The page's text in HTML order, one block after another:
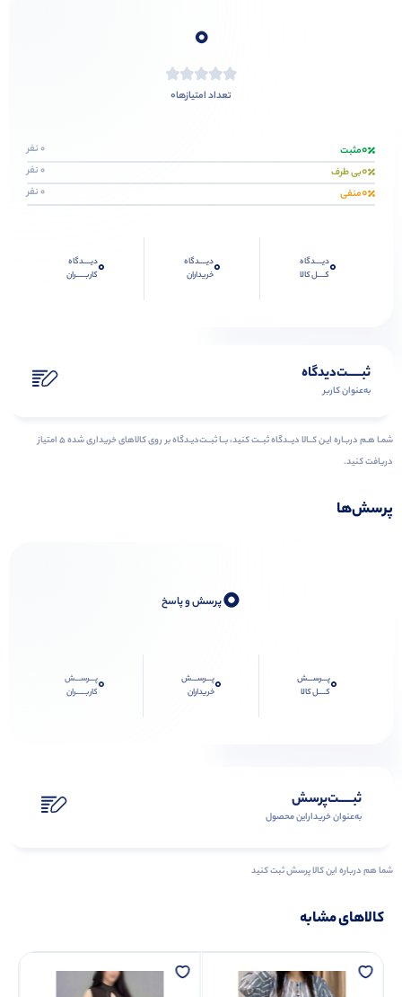
0
تعداد امتیازها0
0مثبت 0 نفر
0بی طرف 0 نفر
0منفی 0 نفر
0دیــــدگاه
کــــل کالا
0دیــــدگاه
خریداران
0دیــــدگاه
کاربـــــران
ثبـــــت‌دیدگاه
به‌عنوان کاربر
شمـا هـم دربـاره ایـن کــالا دیــدگاه ثبــت کنید، بــا ثبــت‌دیـدگاه بر روی کالاهای خریداری شده ۵ امتیاز
دریافت کنید.
پرسش‌ها
0پرسش و پاسخ
0پـــرســـش
کــــل کالا
0پـــرســـش
خریداران
0پـــرســـش
کاربـــــران
ثبـــــت‌پرسش
به‌عنوان ‌خریدار‌این‌ محصول
شما هم درباره این کالا پرسش ثبت کنید
کالاهای مشابه